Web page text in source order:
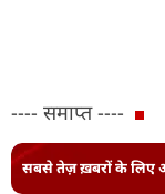
---- समाप्त ----
सबसे तेज़ ख़बरों के